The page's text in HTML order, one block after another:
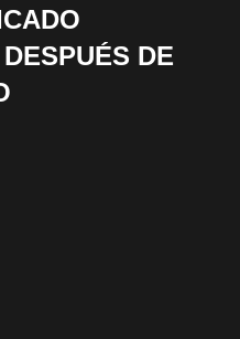
DE